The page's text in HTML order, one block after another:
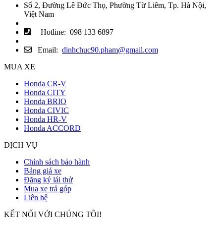
Số 2, Đường Lê Đức Thọ, Phường Từ Liêm, Tp. Hà Nội,
Việt Nam
Hotline: 098 133 6897
Email: dinhchuc90.pham@gmail.com
MUA XE
Honda CR-V
Honda CITY
Honda BRIO
Honda CIVIC
Honda HR-V
Honda ACCORD
DỊCH VỤ
Chính sách bảo hành
Bảng giá xe
Đăng ký lái thử
Mua xe trả góp
Liên hệ
KẾT NỐI VỚI CHÚNG TÔI!